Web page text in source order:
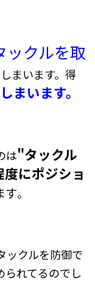
ックルを取
まいます。得
まいます。
は"タックル
にポジショ
す。
ックルを防御で
られてるのでし